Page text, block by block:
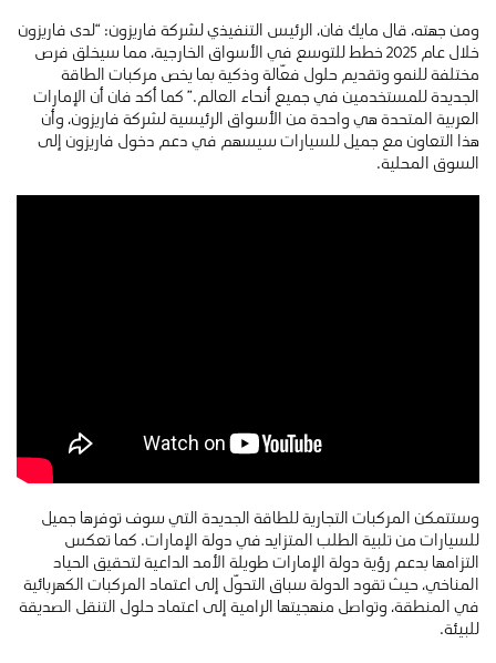
ومن جهته، قال مايك فان، الرئيس التنفيذي لشركة فاريزون: “لدى فاريزون
خلال عام 2025 خطط للتوسع في الأسواق الخارجية، مما سيخلق فرص
مختلفة للنمو وتقديم حلول فعّالة وذكية بما يخص مركبات الطاقة
الجديدة للمستخدمين في جميع أنحاء العالم.” كما أكد فان أن الإمارات
العربية المتحدة هي واحدة من الأسواق الرئيسية لشركة فاريزون، وأن
هذا التعاون مع جميل للسيارات سيسهم في دعم دخول فاريزون إلى
السوق المحلية.
وستتمكن المركبات التجارية للطاقة الجديدة التي سوف توفرها جميل
للسيارات من تلبية الطلب المتزايد في دولة الإمارات. كما تعكس
التزامها بدعم رؤية دولة الإمارات طويلة الأمد الداعية لتحقيق الحياد
المناخي، حيث تقود الدولة سباق التحوّل إلى اعتماد المركبات الكهربائية
في المنطقة، وتواصل منهجيتها الرامية إلى اعتماد حلول التنقل الصديقة
للبيئة.